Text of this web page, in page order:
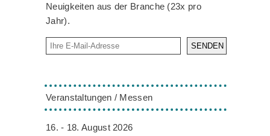
Neuigkeiten aus der Branche (23x pro
Jahr).
SENDEN
Veranstaltungen / Messen
16. - 18. August 2026